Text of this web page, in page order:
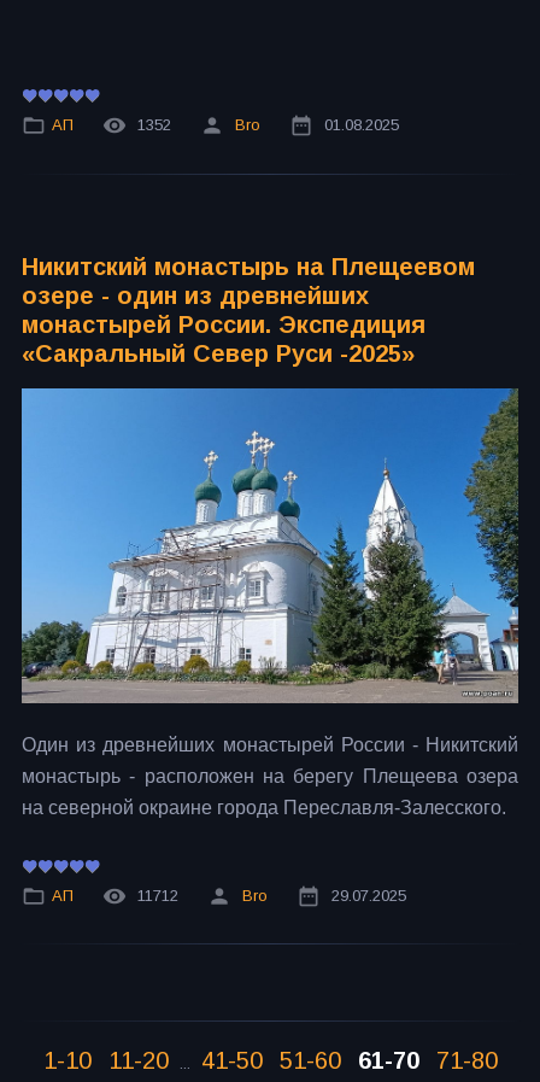
АП 1352 Bro 01.08.2025
Никитский монастырь на Плещеевом
озере - один из древнейших
монастырей России. Экспедиция
«Сакральный Север Руси -2025»
Один из древнейших монастырей России - Никитский
монастырь - расположен на берегу Плещеева озера
на северной окраине города Переславля-Залесского.
АП 11712 Bro 29.07.2025
1-10 11-20 ... 41-50 51-60 61-70
71-80